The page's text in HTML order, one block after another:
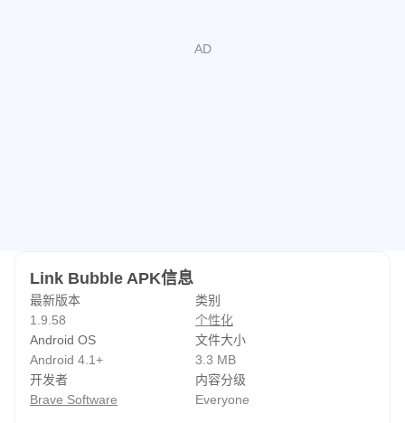
Link Bubble APK信息
最新版本
1.9.58
类别
个性化
Android OS
Android 4.1+
文件大小
3.3 MB
开发者
Brave Software
内容分级
Everyone